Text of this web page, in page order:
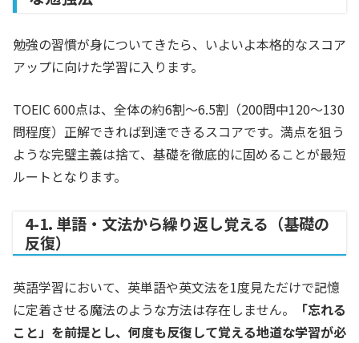
勉強の習慣が身についてきたら、いよいよ本格的なスコア
アップに向けた学習に入ります。
TOEIC 600点は、全体の約6割〜6.5割（200問中120〜130
問程度）正解できれば到達できるスコアです。満点を狙う
ような完璧主義は捨て、基礎を徹底的に固めることが最短
ルートとなります。
4-1. 単語・文法から繰り返し覚える（基礎の
反復）
英語学習において、英単語や英文法を1度見ただけで記憶
に定着させる魔法のような方法は存在しません。
「忘れる
こと」を前提とし、何度も反復して覚える地道な学習が必